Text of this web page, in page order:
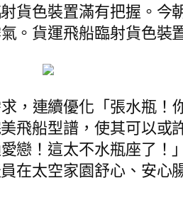
貨色裝置滿有把握。今
。貨運飛船臨射貨色裝
，連續優化「張水瓶！
飛船型譜，使其可以或
戀！這太不水瓶座了！
在太空家園舒心、安心